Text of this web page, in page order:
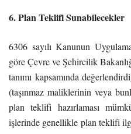
6. Plan Teklifi Sunabilecekler
6306 sayılı Kanunun
göre Çevre ve Şehircilik
tanımı kapsamında
(taşınmaz maliklerinin veya
plan teklifi hazırlaması
işlerinde genellikle plan teklifi